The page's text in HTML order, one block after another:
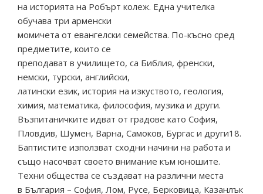
на историята на Робърт колеж. Една учителка
обучава три арменски
момичета от евангелски семейства. По-късно сред
предметите, които се
преподават в училището, са Библия, френски,
немски, турски, английски,
латински език, история на изкуството, геология,
химия, математика, философия, музика и други.
Възпитаничките идват от градове като София,
Пловдив, Шумен, Варна, Самоков, Бургас и други18.
Баптистите използват сходни начини на работа и
също насочват своето внимание към юношите.
Техни общества се създават на различни места
в България – София, Лом, Русе, Берковица, Казанлък